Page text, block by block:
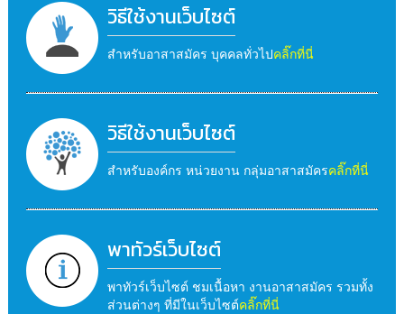
วิธีใช้งานเว็บไซต์
สำหรับอาสาสมัคร บุคคลทั่วไปคลิ๊กที่นี่
วิธีใช้งานเว็บไซต์
สำหรับองค์กร หน่วยงาน กลุ่มอาสาสมัครคลิ๊กที่นี่
พาทัวร์เว็บไซต์
พาทัวร์เว็บไซต์ ชมเนื้อหา งานอาสาสมัคร รวมทั้ง
ส่วนต่างๆ ที่มีในเว็บไซต์คลิ๊กที่นี่